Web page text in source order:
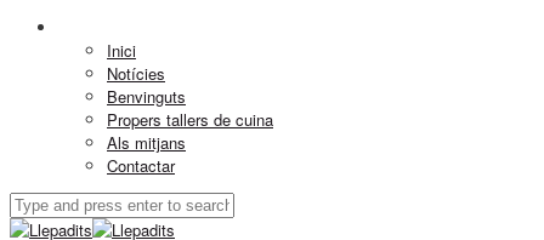
Inici
Notícies
Benvinguts
Propers tallers de cuina
Als mitjans
Contactar